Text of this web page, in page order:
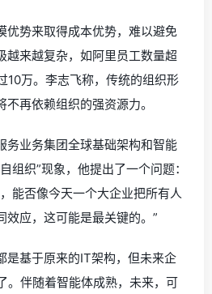
优势来取得成本优势，难以避免
越来越复杂，如阿里员工数量超
10万。李志飞称，传统的组织形
再依赖组织的强资源力。
务业务集团全球基础架构和智能
组织”现象，他提出了一个问题：
能否像今天一个大企业把所有人
效应，这可能是最关键的。”
是基于原来的IT架构，但未来企
。伴随着智能体成熟，未来，可